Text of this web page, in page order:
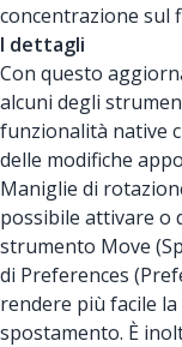
concentrazione sul
I dettagli
Con questo
alcuni degli
funzionalità native
delle modifiche
Maniglie di
possibile attivare o
strumento Move
di Preferences
rendere più facile
spostamento. È